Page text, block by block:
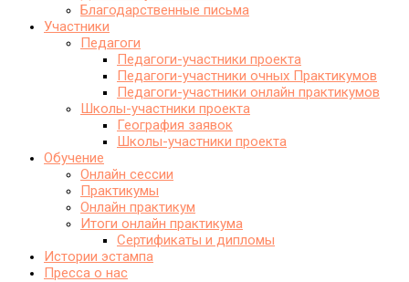
Благодарственные письма
Участники
Педагоги
Педагоги-участники проекта
Педагоги-участники очных Практикумов
Педагоги-участники онлайн практикумов
Школы-участники проекта
География заявок
Школы-участники проекта
Обучение
Онлайн сессии
Практикумы
Онлайн практикум
Итоги онлайн практикума
Сертификаты и дипломы
Истории эстампа
Пресса о нас